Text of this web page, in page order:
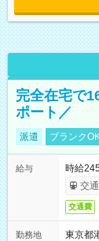
完全在宅で
ポート／
派遣 ブランク
給与
時給
交
交通費
勤務地
東京都